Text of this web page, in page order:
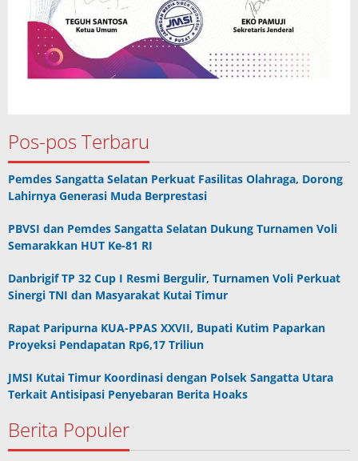
Pos-pos Terbaru
Pemdes Sangatta Selatan Perkuat Fasilitas Olahraga, Dorong
Lahirnya Generasi Muda Berprestasi
PBVSI dan Pemdes Sangatta Selatan Dukung Turnamen Voli
Semarakkan HUT Ke-81 RI
Danbrigif TP 32 Cup I Resmi Bergulir, Turnamen Voli Perkuat
Sinergi TNI dan Masyarakat Kutai Timur
Rapat Paripurna KUA-PPAS XXVII, Bupati Kutim Paparkan
Proyeksi Pendapatan Rp6,17 Triliun
JMSI Kutai Timur Koordinasi dengan Polsek Sangatta Utara
Terkait Antisipasi Penyebaran Berita Hoaks
Berita Populer